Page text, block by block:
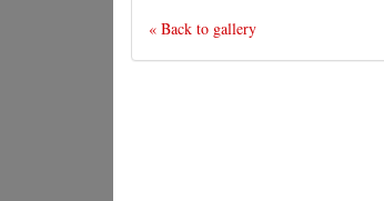
« Back to gallery